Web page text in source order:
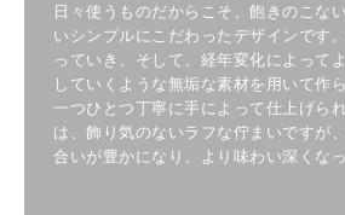
日々使うものだからこそ、飽きのこな
いシンプルにこだわったデザインです
っていき、そして、経年変化によって
していくような無垢な素材を用いて作
一つひとつ丁寧に手によって仕上げら
は、飾り気のないラフな佇まいですが
合いが豊かになり、より味わい深くな